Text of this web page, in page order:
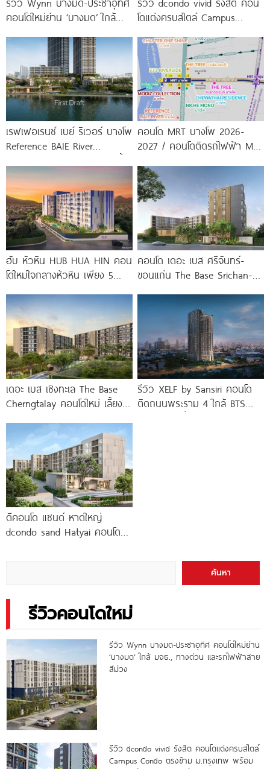
คอนโดใหม่ย่าน ‘บางมด’ ใกล้
สายสีม่วง
โดแต่งครบสไตล์ Campus
พร้อมรับ-ส่ง
เรฟเฟอเรนซ์ เบย์ ริเวอร์ บางโพ
Reference BAIE River
จาก
คอนโด MRT บางโพ 2026-
2027 / คอนโดติดรถไฟฟ้า MRT
ฮับ หัวหิน HUB HUA HIN คอน
โดใหม่ใจกลางหัวหิน เพียง 5
คอนโด เดอะ เบส ศรีจันทร์-
ขอนแก่น The Base Srichan-
ขอนแก่น
เดอะ เบส เชิงทะเล The Base
Cherngtalay คอนโดใหม่ เลี้ยง
รีวิว XELF by Sansiri คอนโด
ติดถนนพระราม 4 ใกล้ BTS
ดีคอนโด แซนด์ หาดใหญ่
dcondo sand Hatyai คอนโด
ค้นหา
รีวิวคอนโดใหม่
รีวิว Wynn บางมด-ประชาอุทิศ คอนโดใหม่ย่าน
‘บางมด’ ใกล้ มจธ., ทางด่วน และรถไฟฟ้าสาย
สีม่วง
รีวิว dcondo vivid รังสิต คอนโดแต่งครบสไตล์
Campus Condo ตรงข้าม ม.กรุงเทพ พร้อม